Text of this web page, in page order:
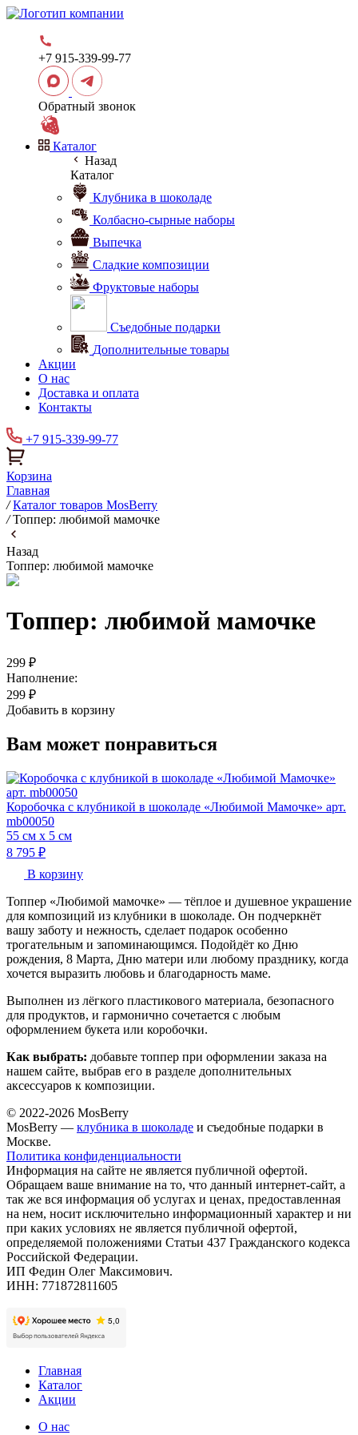
+7 915-339-99-77
Обратный звонок
Каталог
Назад
Каталог
Клубника в шоколаде
Колбасно-сырные наборы
Выпечка
Сладкие композиции
Фруктовые наборы
Съедобные подарки
Дополнительные товары
Акции
О нас
Доставка и оплата
Контакты
+7 915-339-99-77
Корзина
Главная
/ Каталог товаров MosBerry
/ Топпер: любимой мамочке
Назад
Топпер: любимой мамочке
Топпер: любимой мамочке
299 ₽
Наполнение:
299 ₽
Добавить в корзину
Вам может понравиться
Коробочка с клубникой в шоколаде «Любимой Мамочке» арт.
mb00050
55 см х 5 см
8 795 ₽
В корзину
Топпер «Любимой мамочке» — тёплое и душевное украшение
для композиций из клубники в шоколаде. Он подчеркнёт
вашу заботу и нежность, сделает подарок особенно
трогательным и запоминающимся. Подойдёт ко Дню
рождения, 8 Марта, Дню матери или любому празднику, когда
хочется выразить любовь и благодарность маме.
Выполнен из лёгкого пластикового материала, безопасного
для продуктов, и гармонично сочетается с любым
оформлением букета или коробочки.
Как выбрать: добавьте топпер при оформлении заказа на
нашем сайте, выбрав его в разделе дополнительных
аксессуаров к композиции.
© 2022-2026 MosBerry
MosBerry — клубника в шоколаде и съедобные подарки в
Москве.
Политика конфиденциальности
Информация на сайте не является публичной офертой.
Обращаем ваше внимание на то, что данный интернет-сайт, а
так же вся информация об услугах и ценах, предоставленная
на нем, носит исключительно информационный характер и ни
при каких условиях не является публичной офертой,
определяемой положениями Статьи 437 Гражданского кодекса
Российской Федерации.
ИП Федин Олег Максимович.
ИНН: 771872811605
Главная
Каталог
Акции
О нас